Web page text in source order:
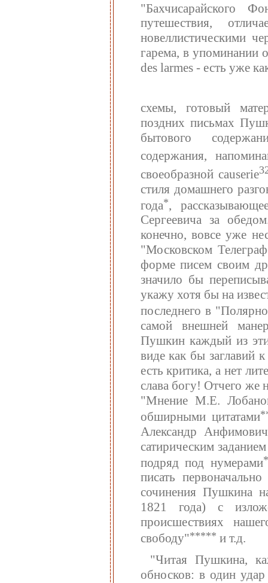
"Бахчисарайского
путешествия,
новеллистическими
гарема, в упоминании
des larmes - есть уже
схемы, готовый
поздних письмах
бытового
содержания,
своеобразной causerie
стиля домашнего
года*,
Сергеевича за
конечно, вовсе уже
"Московском
форме писем своим
значило бы
укажу хотя бы на
последнего в
самой внешней
Пушкин каждый из
виде как бы заглавий
есть критика, а нет
слава богу! Отчего же
"Мнение М.Е.
обширными цитатами
Александр
сатирическим
подряд под нумерами
писать
сочинения Пушкина
1821 года) с
происшествиях
свободу"***** и т.д.
"Читая Пушкина,
обносков: в один удар